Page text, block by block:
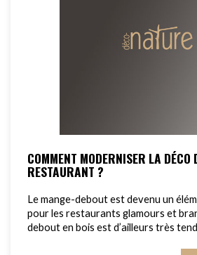
COMMENT MODERNISER LA DÉCO
RESTAURANT ?
Le mange-debout est devenu un
pour les restaurants glamours et
debout en bois est d’ailleurs très